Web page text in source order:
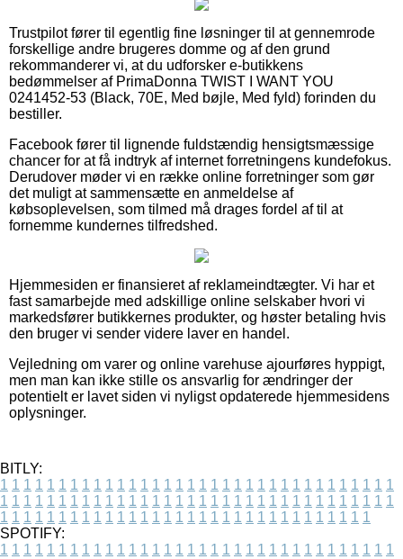
Trustpilot fører til egentlig fine løsninger til at gennemrode
forskellige andre brugeres domme og af den grund
rekommanderer vi, at du udforsker e-butikkens
bedømmelser af PrimaDonna TWIST I WANT YOU
0241452-53 (Black, 70E, Med bøjle, Med fyld) forinden du
bestiller.
Facebook fører til lignende fuldstændig hensigtsmæssige
chancer for at få indtryk af internet forretningens kundefokus.
Derudover møder vi en række online forretninger som gør
det muligt at sammensætte en anmeldelse af
købsoplevelsen, som tilmed må drages fordel af til at
fornemme kundernes tilfredshed.
Hjemmesiden er finansieret af reklameindtægter. Vi har et
fast samarbejde med adskillige online selskaber hvori vi
markedsfører butikkernes produkter, og høster betaling hvis
den bruger vi sender videre laver en handel.
Vejledning om varer og online varehuse ajourføres hyppigt,
men man kan ikke stille os ansvarlig for ændringer der
potentielt er lavet siden vi nyligst opdaterede hjemmesidens
oplysninger.
BITLY:
1 1 1 1 1 1 1 1 1 1 1 1 1 1 1 1 1 1 1 1 1 1 1 1 1 1 1 1 1 1 1 1 1 1
1 1 1 1 1 1 1 1 1 1 1 1 1 1 1 1 1 1 1 1 1 1 1 1 1 1 1 1 1 1 1 1 1 1
1 1 1 1 1 1 1 1 1 1 1 1 1 1 1 1 1 1 1 1 1 1 1 1 1 1 1 1 1 1 1 1
SPOTIFY:
1 1 1 1 1 1 1 1 1 1 1 1 1 1 1 1 1 1 1 1 1 1 1 1 1 1 1 1 1 1 1 1 1 1